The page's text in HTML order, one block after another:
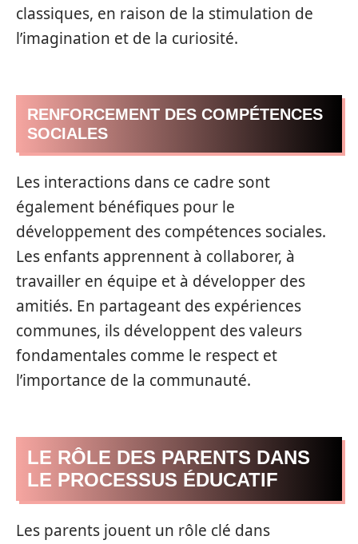
classiques, en raison de la stimulation de
l’imagination et de la curiosité.
RENFORCEMENT DES COMPÉTENCES
SOCIALES
Les interactions dans ce cadre sont
également bénéfiques pour le
développement des compétences sociales.
Les enfants apprennent à collaborer, à
travailler en équipe et à développer des
amitiés. En partageant des expériences
communes, ils développent des valeurs
fondamentales comme le respect et
l’importance de la communauté.
LE RÔLE DES PARENTS DANS
LE PROCESSUS ÉDUCATIF
Les parents jouent un rôle clé dans